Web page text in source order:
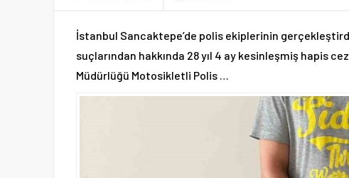
İstanbul Sancaktepe’de polis ekiplerinin
suçlarından hakkında 28 yıl 4 ay kesinleşmiş hapis
Müdürlüğü Motosikletli Polis …